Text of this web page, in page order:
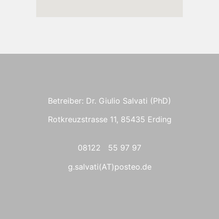
Betreiber: Dr. Giulio Salvati (PhD)
Rotkreuzstrasse 11, 85435 Erding
08122 55 97 97
g.salvati(AT)posteo.de